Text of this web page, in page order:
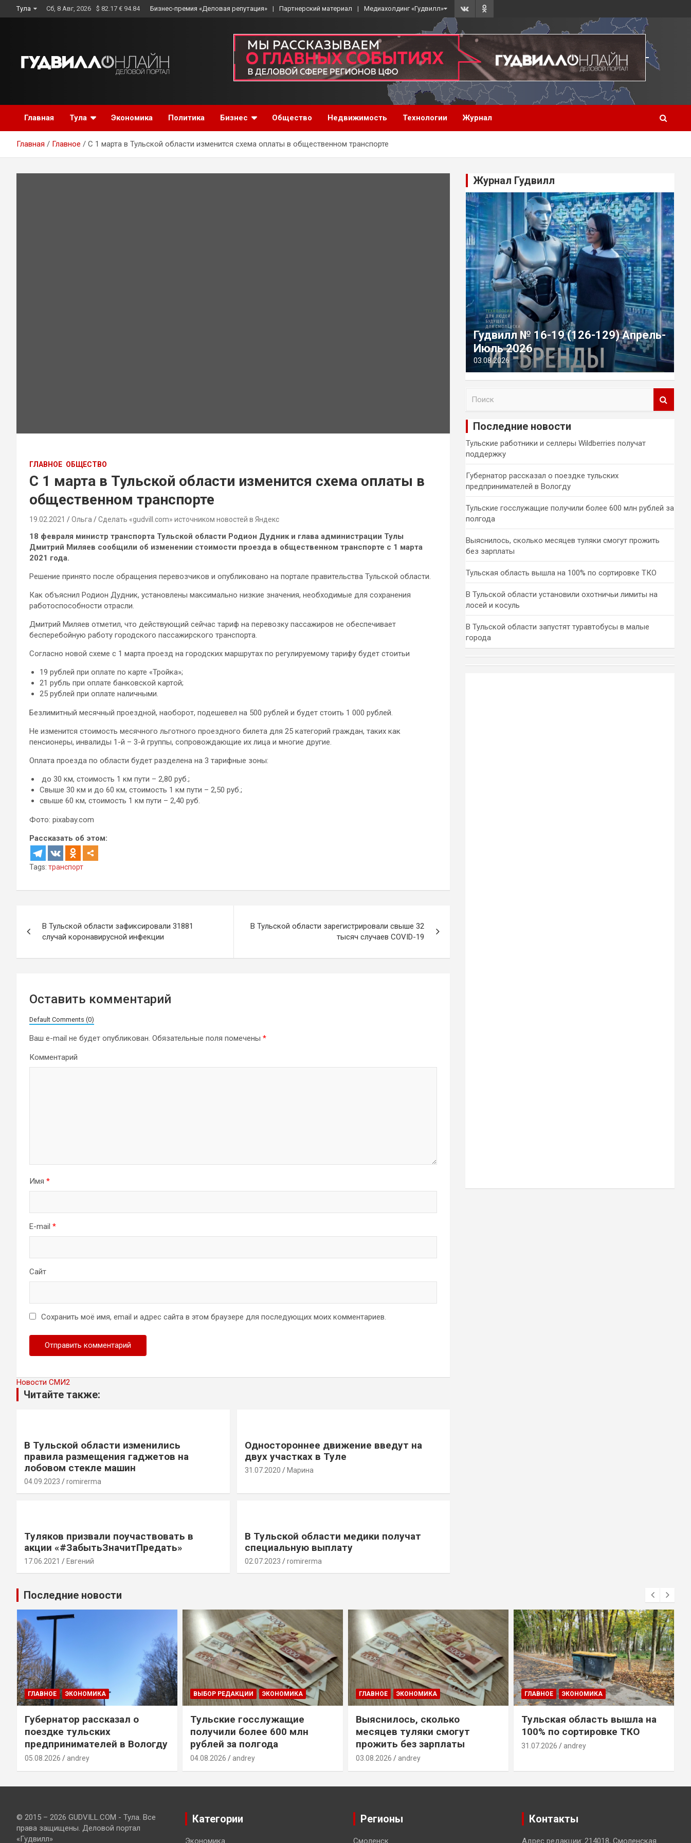
to
Тула Сб, 8 Авг, 2026 $ 82.17 € 94.84 Бизнес-премия «Деловая репутация» Партнерский материал Медиахолдинг «Гудвилл»
Главная Тула Экономика Политика Бизнес Общество Недвижимость Технологии Журнал
Главная Главное С 1 марта в Тульской области изменится схема оплаты в общественном транспорте
ГЛАВНОЕ ОБЩЕСТВО
С 1 марта в Тульской области изменится схема оплаты в
общественном транспорте
19.02.2021 Ольга Сделать «gudvill.com» источником новостей в Яндекс
18 февраля министр транспорта Тульской области Родион Дудник и глава администрации Тулы
Дмитрий Миляев сообщили об изменении стоимости проезда в общественном транспорте с 1 марта
2021 года.
Решение принято после обращения перевозчиков и опубликовано на портале правительства Тульской области.
Как объяснил Родион Дудник, установлены максимально низкие значения, необходимые для сохранения
работоспособности отрасли.
Дмитрий Миляев отметил, что действующий сейчас тариф на перевозку пассажиров не обеспечивает
бесперебойную работу городского пассажирского транспорта.
Согласно новой схеме с 1 марта проезд на городских маршрутах по регулируемому тарифу будет стоитьи
19 рублей при оплате по карте «Тройка»;
21 рубль при оплате банковской картой;
25 рублей при оплате наличными.
Безлимитный месячный проездной, наоборот, подешевел на 500 рублей и будет стоить 1 000 рублей.
Не изменится стоимость месячного льготного проездного билета для 25 категорий граждан, таких как
пенсионеры, инвалиды 1-й – 3-й группы, сопровождающие их лица и многие другие.
Оплата проезда по области будет разделена на 3 тарифные зоны:
до 30 км, стоимость 1 км пути – 2,80 руб.;
Свыше 30 км и до 60 км, стоимость 1 км пути – 2,50 руб.;
свыше 60 км, стоимость 1 км пути – 2,40 руб.
Фото: pixabay.com
Рассказать об этом:
Tags: транспорт
по
записям
В Тульской области зафиксировали 31881
случай коронавирусной инфекции
В Тульской области зарегистрировали свыше 32
тысяч случаев COVID-19
Оставить комментарий
Default Comments (0)
Ваш e-mail не будет опубликован. Обязательные поля помечены *
Комментарий
Имя *
E-mail *
Сайт
Сохранить моё имя, email и адрес сайта в этом браузере для последующих моих комментариев.
Новости СМИ2
Читайте также:
В Тульской области изменились
правила размещения гаджетов на
лобовом стекле машин
04.09.2023 romirerma
Одностороннее движение введут на
двух участках в Туле
31.07.2020 Марина
Туляков призвали поучаствовать в
акции «#ЗабытьЗначитПредать»
17.06.2021 Евгений
В Тульской области медики получат
специальную выплату
02.07.2023 romirerma
Журнал Гудвилл
Гудвилл № 16-19 (126-129) Апрель-
Июль 2026
03.08.2026
и
Последние новости
Тульские работники и селлеры Wildberries получат
поддержку
Губернатор рассказал о поездке тульских
предпринимателей в Вологду
Тульские госслужащие получили более 600 млн рублей за
полгода
Выяснилось, сколько месяцев туляки смогут прожить
без зарплаты
Тульская область вышла на 100% по сортировке ТКО
В Тульской области установили охотничьи лимиты на
лосей и косуль
В Тульской области запустят туравтобусы в малые
города
Последние новости
ГЛАВНОЕ ЭКОНОМИКА
Губернатор рассказал о
поездке тульских
предпринимателей в Вологду
05.08.2026 andrey
ВЫБОР РЕДАКЦИИ ЭКОНОМИКА
Тульские госслужащие
получили более 600 млн
рублей за полгода
04.08.2026 andrey
ГЛАВНОЕ ЭКОНОМИКА
Выяснилось, сколько
месяцев туляки смогут
прожить без зарплаты
03.08.2026 andrey
ГЛАВНОЕ ЭКОНОМИКА
Тульская область вышла на
100% по сортировке ТКО
31.07.2026 andrey
© 2015 – 2026 GUDVILL.COM - Тула. Все
права защищены. Деловой портал
«Гудвилл»
Категории
Экономика
Регионы
Смоленск
Контакты
Адрес редакции: 214018, Смоленская